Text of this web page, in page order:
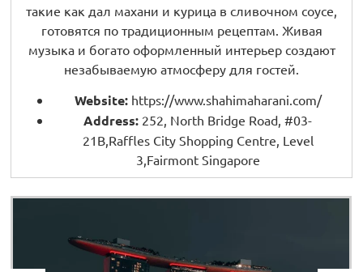
такие как дал махани и курица в сливочном соусе,
готовятся по традиционным рецептам. Живая
музыка и богато оформленный интерьер создают
незабываемую атмосферу для гостей.
Website: https://www.shahimaharani.com/
Address: 252, North Bridge Road, #03-
21B,Raffles City Shopping Centre, Level
3,Fairmont Singapore